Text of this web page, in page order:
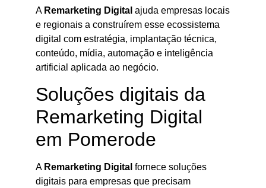
A Remarketing Digital ajuda empresas locais
e regionais a construírem esse ecossistema
digital com estratégia, implantação técnica,
conteúdo, mídia, automação e inteligência
artificial aplicada ao negócio.
Soluções digitais da
Remarketing Digital
em Pomerode
A Remarketing Digital fornece soluções
digitais para empresas que precisam